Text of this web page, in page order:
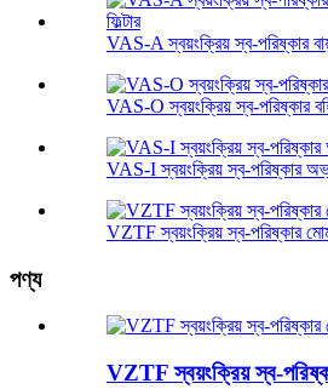
VAS-A স্বয়ংক্রিয় স্ব-পরিষ্কার
VAS-O স্বয়ংক্রিয় স্ব-পরিষ্কার
VAS-I স্বয়ংক্রিয় স্ব-পরিষ্কার
VZTF স্বয়ংক্রিয় স্ব-পরিষ্কার
পণ্য
VZTF স্বয়ংক্রিয় স্ব-